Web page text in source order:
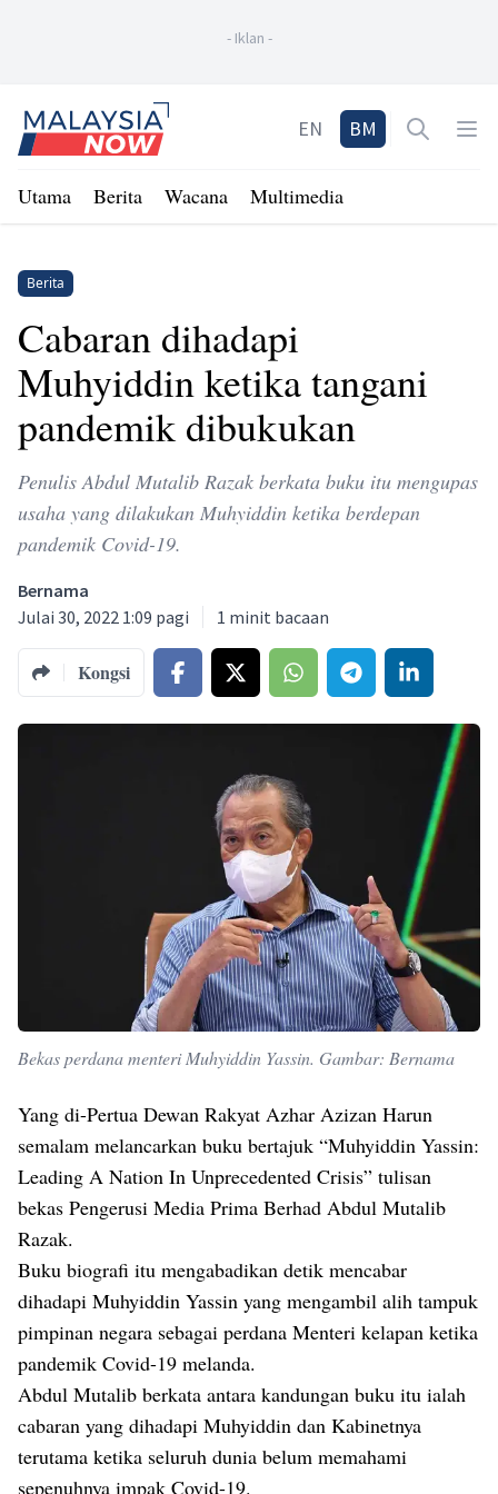
- Iklan -
Home
EN BM Open
Utama Berita Wacana Multimedia
Berita
Cabaran dihadapi
Muhyiddin ketika tangani
pandemik dibukukan
Penulis Abdul Mutalib Razak berkata buku itu mengupas
usaha yang dilakukan Muhyiddin ketika berdepan
pandemik Covid-19.
Bernama
Julai 30, 2022 1:09 pagi
1 minit bacaan
Kongsi
Bekas perdana menteri Muhyiddin Yassin. Gambar: Bernama
Yang di-Pertua Dewan Rakyat Azhar Azizan Harun
semalam melancarkan buku bertajuk “Muhyiddin Yassin:
Leading A Nation In Unprecedented Crisis” tulisan
bekas Pengerusi Media Prima Berhad Abdul Mutalib
Razak.
Buku biografi itu mengabadikan detik mencabar
dihadapi Muhyiddin Yassin yang mengambil alih tampuk
pimpinan negara sebagai perdana Menteri kelapan ketika
pandemik Covid-19 melanda.
Abdul Mutalib berkata antara kandungan buku itu ialah
cabaran yang dihadapi Muhyiddin dan Kabinetnya
terutama ketika seluruh dunia belum memahami
sepenuhnya impak Covid-19.